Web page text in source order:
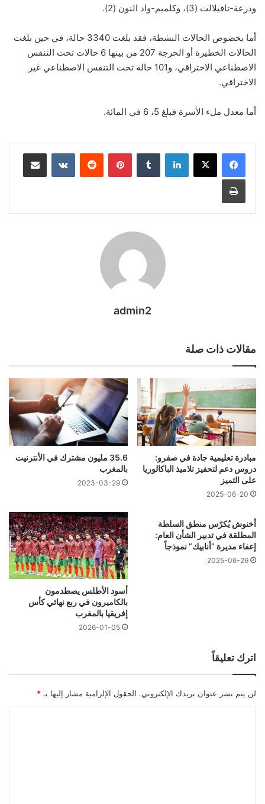
ودرعة-تافيلالت (3)، وكلميم-واد النون (2).
أما بخصوص الحالات النشطة، فقد بلغت 3340 حالة، في حين بلغت
الحالات الخطيرة أو الحرجة 207 من بينها 6 حالات تحت التنفس
الاصطناعي الاختراقي، و101 حالة تحت التنفس الاصطناعي غير
الاختراقي.
أما معدل ملء الأسرة فبلغ 5، 6 في المائة.
لينكدإن بينتيريست مشاركة عبر البريد
طباعة
admin2
مقالات ذات صلة
مبادرة تعليمية جادة في صفرو:
دروس دعم لتحفيز تلاميذ الباكالوريا
على التميز
2025-06-20
35.6 مليون مشترك في الأنترنيت
بالمغرب
2023-03-29
أخنوش يُكرّس منطق السلطة
المطلقة في تدبير الشأن العام:
إعفاء مديرة “أنابيك” نموذجاً
2025-06-26
أسود الأطلس يصطدمون
بالكاميرون في ربع نهائي كأس
إفريقيا بالمغرب
2026-01-05
اترك تعليقاً
لن يتم نشر عنوان بريدك الإلكتروني. الحقول الإلزامية مشار إليها بـ *